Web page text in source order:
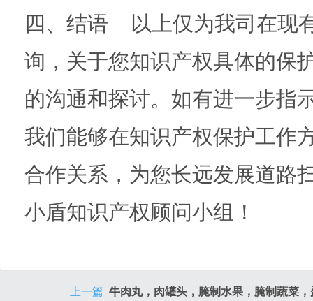
四、结语 以上仅为我司在现
询，关于您知识产权具体的保
的沟通和探讨。如有进一步指
我们能够在知识产权保护工作
合作关系，为您长远发展道路
小盾知识产权顾问小组！
上一篇 牛肉丸，肉罐头，腌制水果，腌制蔬菜